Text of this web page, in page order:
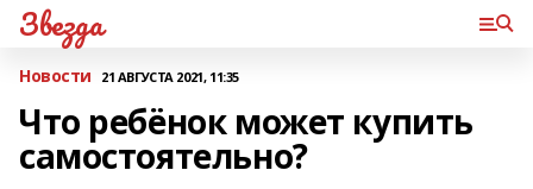
Звезда
Новости 21 АВГУСТА 2021, 11:35
Что ребёнок может купить
самостоятельно?